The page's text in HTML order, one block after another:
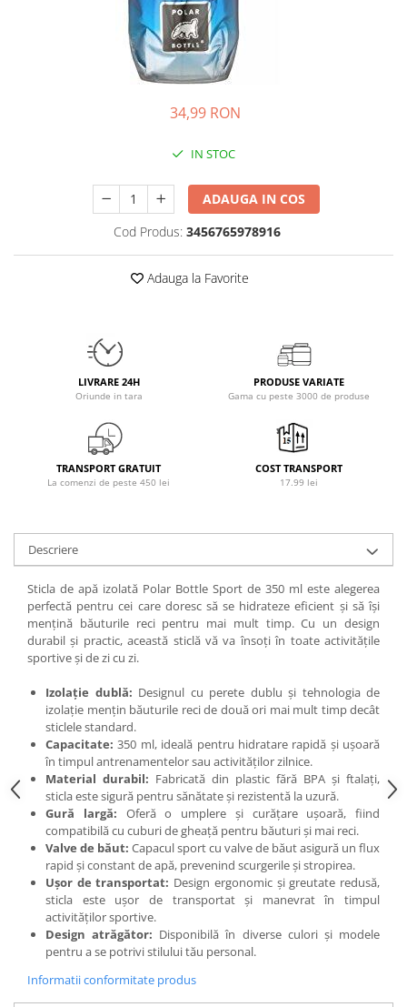
Vitamine bărbați / femei
Neocell
Olimp Sport Nutrition
Optimum Nutrition
PerfectShaker
PeScience
Pro Tan
Puritan`s Pride
Raw Nutrition
REDCON1
Revoflex
Rich Piana 5% Nutrition
Scitec
Scivation
Skill Nutrition
Smart Shake
Swanson
Under Armour
Universal
Vitargo
Weider
Zenana
34,99 RON
IN STOC
ADAUGA IN COS
Cod Produs: 3456765978916
Adauga la Favorite
LIVRARE 24H
Oriunde in tara
PRODUSE VARIATE
Gama cu peste 3000 de produse
TRANSPORT GRATUIT
La comenzi de peste 450 lei
COST TRANSPORT
17.99 lei
Descriere
Sticla de apă izolată Polar Bottle Sport de 350 ml este alegerea
perfectă pentru cei care doresc să se hidrateze eficient și să își
mențină băuturile reci pentru mai mult timp. Cu un design
durabil și practic, această sticlă vă va însoți în toate activitățile
sportive și de zi cu zi.
Izolație dublă: Designul cu perete dublu și tehnologia de
izolație mențin băuturile reci de două ori mai mult timp decât
sticlele standard.
Capacitate: 350 ml, ideală pentru hidratare rapidă și ușoară
în timpul antrenamentelor sau activităților zilnice.
Material durabil: Fabricată din plastic fără BPA și ftalați,
sticla este sigură pentru sănătate și rezistentă la uzură.
Gură largă: Oferă o umplere și curățare ușoară, fiind
compatibilă cu cuburi de gheață pentru băuturi și mai reci.
Valve de băut: Capacul sport cu valve de băut asigură un flux
rapid și constant de apă, prevenind scurgerile și stropirea.
Ușor de transportat: Design ergonomic și greutate redusă,
sticla este ușor de transportat și manevrat în timpul
activităților sportive.
Design atrăgător: Disponibilă în diverse culori și modele
pentru a se potrivi stilului tău personal.
Informatii conformitate produs